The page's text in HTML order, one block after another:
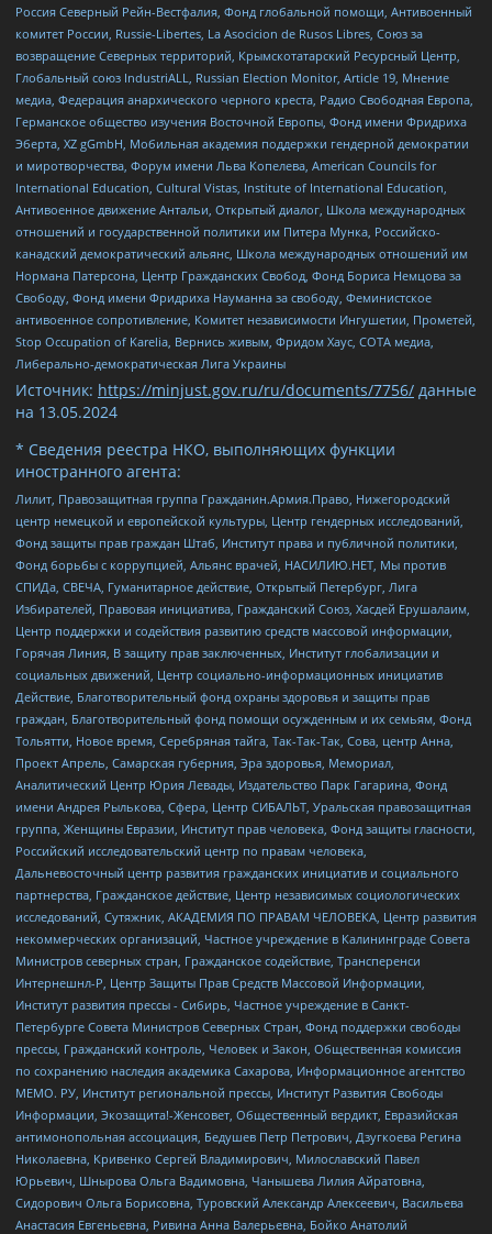
Россия Северный Рейн-Вестфалия, Фонд глобальной помощи, Антивоенный
комитет России, Russie-Libertes, La Asocicion de Rusos Libres, Союз за
возвращение Северных территорий, Крымскотатарский Ресурсный Центр,
Глобальный союз IndustriALL, Russian Election Monitor, Article 19, Мнение
медиа, Федерация анархического черного креста, Радио Свободная Европа,
Германское общество изучения Восточной Европы, Фонд имени Фридриха
Эберта, XZ gGmbH, Мобильная академия поддержки гендерной демократии
и миротворчества, Форум имени Льва Копелева, American Councils for
International Education, Cultural Vistas, Institute of International Education,
Антивоенное движение Антальи, Открытый диалог, Школа международных
отношений и государственной политики им Питера Мунка, Российско-
канадский демократический альянс, Школа международных отношений им
Нормана Патерсона, Центр Гражданских Свобод, Фонд Бориса Немцова за
Свободу, Фонд имени Фридриха Науманна за свободу, Феминистское
антивоенное сопротивление, Комитет независимости Ингушетии, Прометей,
Stop Occupation of Karelia, Вернись живым, Фридом Хаус, СОТА медиа,
Либерально-демократическая Лига Украины
Источник: https://minjust.gov.ru/ru/documents/7756/ данные
на 13.05.2024
* Сведения реестра НКО, выполняющих функции
иностранного агента:
Лилит, Правозащитная группа Гражданин.Армия.Право, Нижегородский
центр немецкой и европейской культуры, Центр гендерных исследований,
Фонд защиты прав граждан Штаб, Институт права и публичной политики,
Фонд борьбы с коррупцией, Альянс врачей, НАСИЛИЮ.НЕТ, Мы против
СПИДа, СВЕЧА, Гуманитарное действие, Открытый Петербург, Лига
Избирателей, Правовая инициатива, Гражданский Союз, Хасдей Ерушалаим,
Центр поддержки и содействия развитию средств массовой информации,
Горячая Линия, В защиту прав заключенных, Институт глобализации и
социальных движений, Центр социально-информационных инициатив
Действие, Благотворительный фонд охраны здоровья и защиты прав
граждан, Благотворительный фонд помощи осужденным и их семьям, Фонд
Тольятти, Новое время, Серебряная тайга, Так-Так-Так, Сова, центр Анна,
Проект Апрель, Самарская губерния, Эра здоровья, Мемориал,
Аналитический Центр Юрия Левады, Издательство Парк Гагарина, Фонд
имени Андрея Рылькова, Сфера, Центр СИБАЛЬТ, Уральская правозащитная
группа, Женщины Евразии, Институт прав человека, Фонд защиты гласности,
Российский исследовательский центр по правам человека,
Дальневосточный центр развития гражданских инициатив и социального
партнерства, Гражданское действие, Центр независимых социологических
исследований, Сутяжник, АКАДЕМИЯ ПО ПРАВАМ ЧЕЛОВЕКА, Центр развития
некоммерческих организаций, Частное учреждение в Калининграде Совета
Министров северных стран, Гражданское содействие, Трансперенси
Интернешнл-Р, Центр Защиты Прав Средств Массовой Информации,
Институт развития прессы - Сибирь, Частное учреждение в Санкт-
Петербурге Совета Министров Северных Стран, Фонд поддержки свободы
прессы, Гражданский контроль, Человек и Закон, Общественная комиссия
по сохранению наследия академика Сахарова, Информационное агентство
МЕМО. РУ, Институт региональной прессы, Институт Развития Свободы
Информации, Экозащита!-Женсовет, Общественный вердикт, Евразийская
антимонопольная ассоциация, Бедушев Петр Петрович, Дзугкоева Регина
Николаевна, Кривенко Сергей Владимирович, Милославский Павел
Юрьевич, Шнырова Ольга Вадимовна, Чанышева Лилия Айратовна,
Сидорович Ольга Борисовна, Туровский Александр Алексеевич, Васильева
Анастасия Евгеньевна, Ривина Анна Валерьевна, Бойко Анатолий